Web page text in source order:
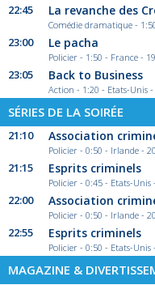
22:45 La revanche des
Comédie dramatique -
23:00 Le pacha
Policier - 1:50 - France -
23:05 Back to Business
Action - 1:20 - Etats-Unis
SÉRIES DE LA SOIRÉE
21:10 Association
Policier - 0:50 - Irlande -
21:15 Esprits criminels
Policier - 0:45 - Etats-Unis
22:00 Association
Policier - 0:50 - Irlande -
22:55 Esprits criminels
Policier - 0:50 - Etats-Unis
MAGAZINE &